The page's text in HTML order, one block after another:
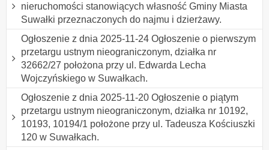
nieruchomości stanowiących własność Gminy Miasta
Suwałki przeznaczonych do najmu i dzierżawy.
Ogłoszenie z dnia 2025-11-24 Ogłoszenie o pierwszym
przetargu ustnym nieograniczonym, działka nr
32662/27 położona przy ul. Edwarda Lecha
Wojczyńskiego w Suwałkach.
Ogłoszenie z dnia 2025-11-20 Ogłoszenie o piątym
przetargu ustnym nieograniczonym, działka nr 10192,
10193, 10194/1 położone przy ul. Tadeusza Kościuszki
120 w Suwałkach.